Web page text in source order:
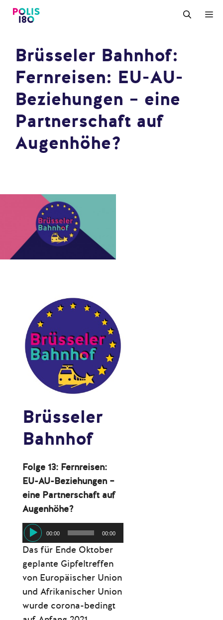
Zum
Inhalt
Brüsseler Bahnhof:
Fernreisen: EU-AU-
Beziehungen – eine
Partnerschaft auf
Augenhöhe?
Brüsseler
Bahnhof
Folge 13: Fernreisen:
EU-AU-Beziehungen –
eine Partnerschaft auf
Augenhöhe?
Audio-
Player
00:00 00:00
Das für Ende Oktober
geplante Gipfeltreffen
von Europäischer Union
und Afrikanischer Union
wurde corona-bedingt